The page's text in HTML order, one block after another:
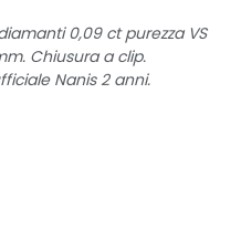
0,09 ct purezza VS
Chiusura a clip.
Nanis 2 anni.